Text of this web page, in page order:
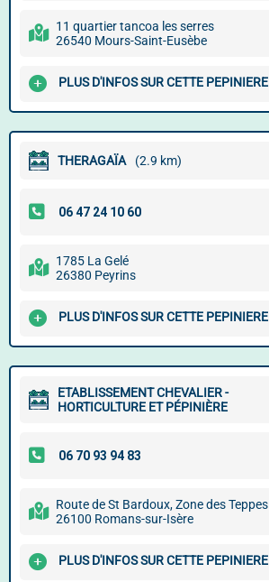
11 quartier tancoa les serres
26540 Mours-Saint-Eusèbe
PLUS D'INFOS SUR CETTE PEPINIERE
THERAGAÏA (2.9 km)
1785 La Gelé
26380 Peyrins
PLUS D'INFOS SUR CETTE PEPINIERE
ETABLISSEMENT CHEVALIER -
HORTICULTURE ET PÉPINIÈRE
Route de St Bardoux, Zone des Teppes
26100 Romans-sur-Isère
PLUS D'INFOS SUR CETTE PEPINIERE